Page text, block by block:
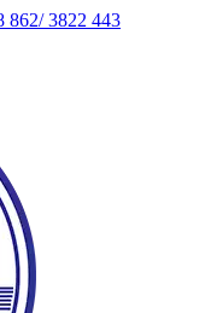
862/ 3822 443